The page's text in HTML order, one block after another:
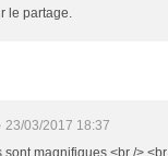
le partage.
23/03/2017 18:37
sont magnifiques <br />